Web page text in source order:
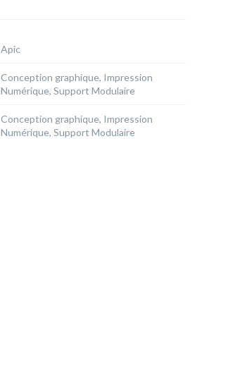
Apic
Conception graphique, Impression
Numérique, Support Modulaire
Conception graphique, Impression
Numérique, Support Modulaire